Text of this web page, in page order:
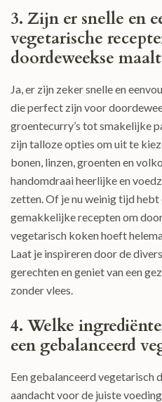
3. Zijn er snelle en
vegetarische
doordeweekse
Ja, er zijn zeker snelle en
die perfect zijn voor
groentecurry’s tot smakelijke
zijn talloze opties om uit te
bonen, linzen, groenten en
handomdraai heerlijke en
zetten. Of je nu weinig tijd
gemakkelijke recepten om
vegetarisch koken hoeft
Laat je inspireren door de
gerechten en geniet van een
zonder vlees.
4. Welke
een gebalanceerd
Een gebalanceerd vegetarisch
aandacht voor de juiste